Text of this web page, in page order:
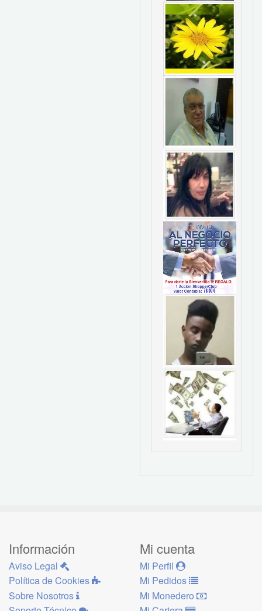
Información
Aviso Legal
Política de Cookies
Sobre Nosotros
Mi cuenta
Mi Perfil
Mi Pedidos
Mi Monedero